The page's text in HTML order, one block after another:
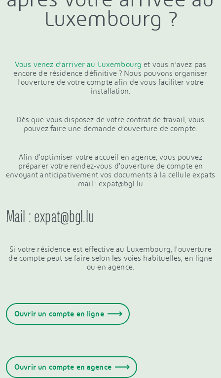
Luxembourg ?
Vous venez d’arriver au Luxembourg et vous n’avez pas
encore de résidence définitive ? Nous pouvons organiser
l’ouverture de votre compte afin de vous faciliter votre
installation.
Dès que vous disposez de votre contrat de travail, vous
pouvez faire une demande d’ouverture de compte.
Afin d’optimiser votre accueil en agence, vous pouvez
préparer votre rendez-vous d’ouverture de compte en
envoyant anticipativement vos documents à la cellule expats
mail : expat@bgl.lu
Mail : expat@bgl.lu
Si votre résidence est effective au Luxembourg, l’ouverture
de compte peut se faire selon les voies habituelles, en ligne
ou en agence.
Ouvrir un compte en ligne
Ouvrir un compte en agence